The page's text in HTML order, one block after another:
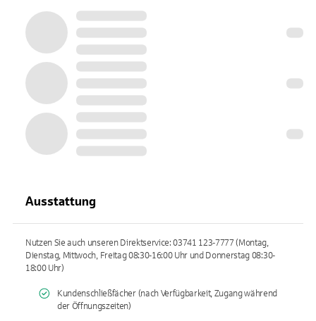
Ausstattung
Nutzen Sie auch unseren Direktservice: 03741 123-7777 (Montag,
Dienstag, Mittwoch, Freitag 08:30-16:00 Uhr und Donnerstag 08:30-
18:00 Uhr)
Kundenschließfächer (nach Verfügbarkeit, Zugang während
der Öffnungszeiten)